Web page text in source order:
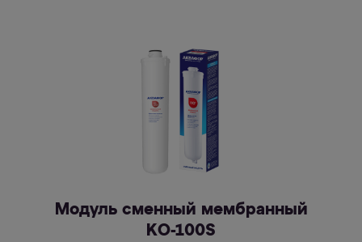
Модуль сменный мембранный
KО-100S